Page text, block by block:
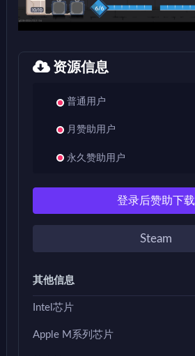
资源信息
普通用户
月赞助用户
永久赞助用户
登录后赞助下载
Steam
其他信息
Intel芯片
Apple M系列芯片